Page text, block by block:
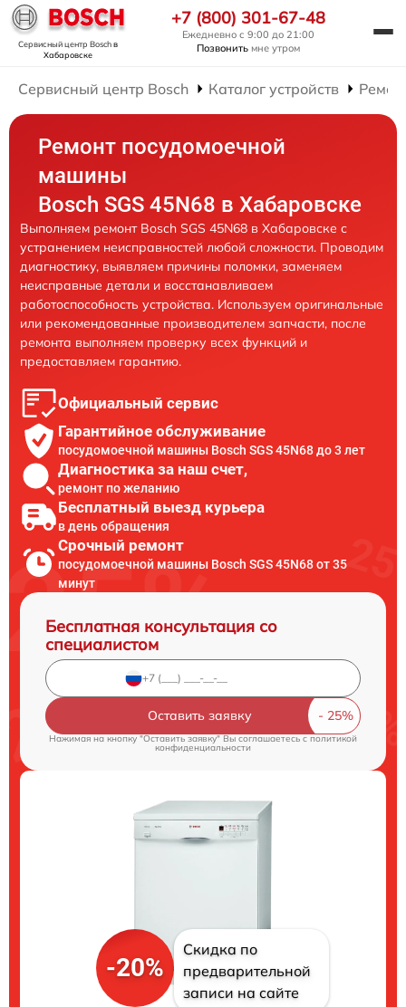
Сервисный центр Boschв
Хабаровске
+7 (800) 301-67-48
Ежедневно с 9:00 до 21:00
Позвонить мне утром
Сервисный центр Bosch Каталог устройств
Ремонт посудомоечной
машины
Bosch SGS 45N68 в Хабаровске
Выполняем ремонт Bosch SGS 45N68 в Хабаровске с
устранением неисправностей любой сложности. Проводим
диагностику, выявляем причины поломки, заменяем
неисправные детали и восстанавливаем
работоспособность устройства. Используем оригинальные
или рекомендованные производителем запчасти, после
ремонта выполняем проверку всех функций и
предоставляем гарантию.
Официальный сервис
Гарантийное обслуживание
посудомоечной машины Bosch SGS 45N68 до 3 лет
Диагностика за наш счет,
ремонт по желанию
Бесплатный выезд курьера
в день обращения
Срочный ремонт
посудомоечной машины Bosch SGS 45N68 от 35
минут
Бесплатная консультация со
специалистом
Оставить заявку
Нажимая на кнопку "Оставить заявку" Вы соглашаетесь cполитикой
конфиденциальности
-20%
Скидка по
предварительной
записи на сайте